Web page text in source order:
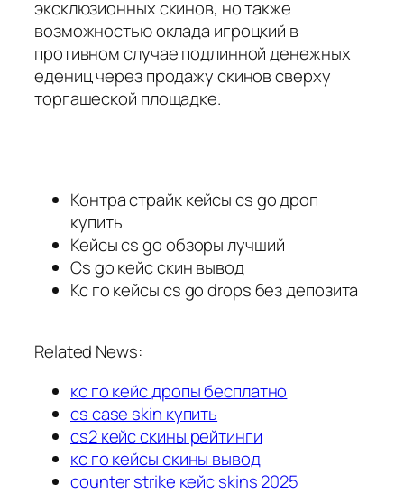
эксклюзионных скинов, но также
возможностью оклада игроцкий в
противном случае подлинной денежных
едениц через продажу скинов сверху
торгашеской площадке.
Контра страйк кейсы cs go дроп
купить
Кейсы cs go обзоры лучший
Cs go кейс скин вывод
Кс го кейсы cs go drops без депозита
Related News:
кс го кейс дропы бесплатно
cs case skin купить
cs2 кейс скины рейтинги
кс го кейсы скины вывод
counter strike кейс skins 2025